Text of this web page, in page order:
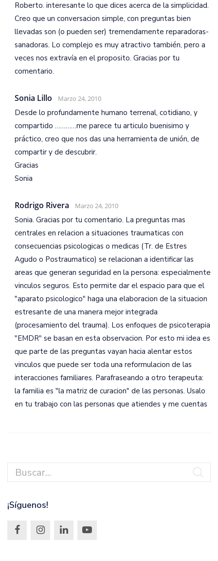
Roberto. interesante lo que dices acerca de la simplicidad.
Creo que un conversacion simple, con preguntas bien
llevadas son (o pueden ser) tremendamente reparadoras-
sanadoras. Lo complejo es muy atractivo también, pero a
veces nos extravía en el proposito. Gracias por tu
comentario.
Sonia Lillo Marzo 24, 2010
Desde lo profundamente humano terrenal, cotidiano, y
compartido …………me parece tu articulo buenisimo y
práctico, creo que nos das una herramienta de unión, de
compartir y de descubrir.
Gracias
Sonia
Rodrigo Rivera Marzo 24, 2010
Sonia. Gracias por tu comentario. La preguntas mas
centrales en relacion a situaciones traumaticas con
consecuencias psicologicas o medicas (Tr. de Estres
Agudo o Postraumatico) se relacionan a identificar las
areas que generan seguridad en la persona: especialmente
vinculos seguros. Esto permite dar el espacio para que el
"aparato psicologico" haga una elaboracion de la situacion
estresante de una manera mejor integrada
(procesamiento del trauma). Los enfoques de psicoterapia
"EMDR" se basan en esta observacion. Por esto mi idea es
que parte de las preguntas vayan hacia alentar estos
vinculos que puede ser toda una reformulacion de las
interacciones familiares. Parafraseando a otro terapeuta:
la familia es "la matriz de curacion" de las personas. Usalo
en tu trabajo con las personas que atiendes y me cuentas
¡Síguenos!